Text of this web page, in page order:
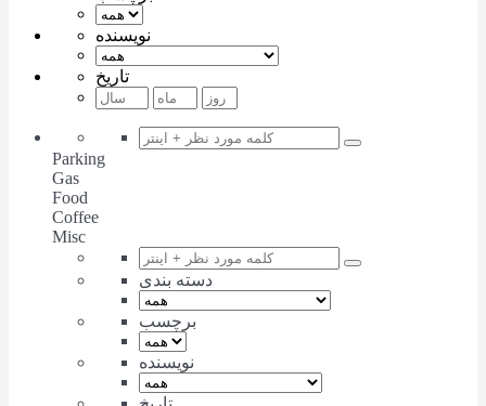
نویسنده
تاریخ
Parking
Gas
Food
Coffee
Misc
دسته بندی
برچسب
نویسنده